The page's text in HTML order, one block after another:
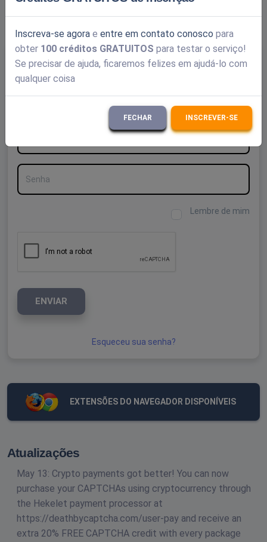
10 segundos - outros(1 min. atrás)
Criar uma conta gratuita
Senha
Lembre de mim
ENVIAR
Esqueceu sua senha?
EXTENSÕES DO NAVEGADOR DISPONÍVEIS
Atualizações
May 13: Crypto payments got better! You can now
purchase your CAPTCHAs using cryptocurrency through
the Hekelet payment processor at
https://deathbycaptcha.com/user-pay and receive an
extra 20% FREE CAPTCHA credit with every package
Inscreva-se agora e entre em contato conosco para
obter 100 créditos GRATUITOS para testar o serviço!
Se precisar de ajuda, ficaremos felizes em ajudá-lo com
qualquer coisa
FECHAR INSCREVER-SE